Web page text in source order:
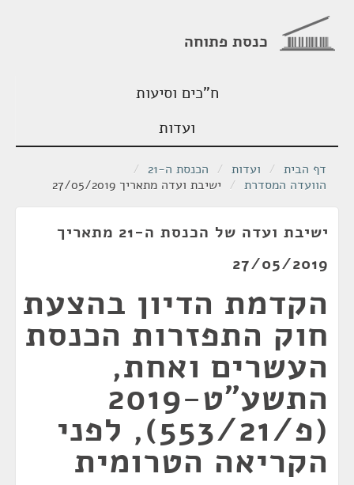
כנסת פתוחה
ח"כים וסיעות
ועדות
דף הבית / ועדות / הכנסת ה-21
/
הוועדה המסדרת / ישיבת ועדה מתאריך 27/05/2019
ישיבת ועדה של הכנסת ה-21 מתאריך
27/05/2019
הקדמת הדיון בהצעת
חוק התפזרות הכנסת
העשרים ואחת,
התשע"ט-2019
(פ/553/21), לפני
הקריאה הטרומית